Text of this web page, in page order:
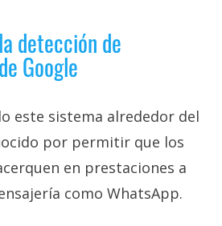
detección de
Google
este sistema alrededor del
por permitir que los
en prestaciones a
como WhatsApp.